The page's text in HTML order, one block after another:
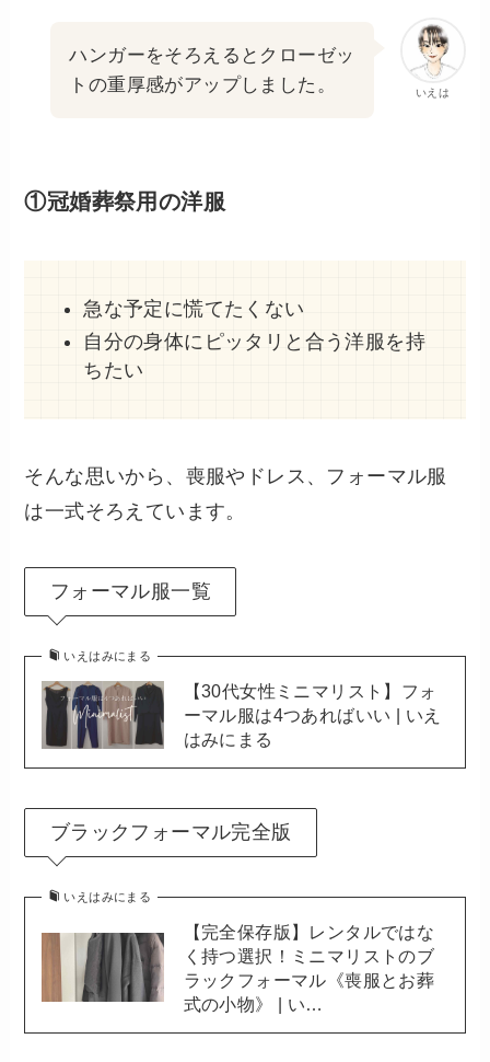
いえは
ハンガーをそろえるとクローゼッ
トの重厚感がアップしました。
①冠婚葬祭用の洋服
急な予定に慌てたくない
自分の身体にピッタリと合う洋服を持
ちたい
そんな思いから、喪服やドレス、フォーマル服
は一式そろえています。
フォーマル服一覧
いえはみにまる
【30代女性ミニマリスト】フォ
ーマル服は4つあればいい | いえ
はみにまる
ブラックフォーマル完全版
いえはみにまる
【完全保存版】レンタルではな
く持つ選択！ミニマリストのブ
ラックフォーマル《喪服とお葬
式の小物》 | い…